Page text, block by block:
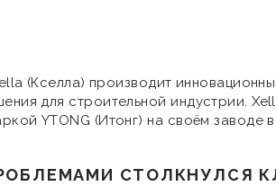
(Кселла) производит
для строительной индустрии.
YTONG (Итонг) на своём заводе
СТОЛКНУЛСЯ